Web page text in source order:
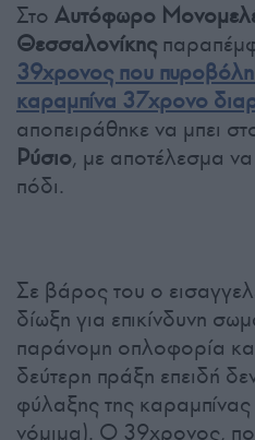
Στο Αυτόφωρο
Θεσσαλονίκης
39χρονος που
καραμπίνα 37χρονο
αποπειράθηκε να μπει
Ρύσιο, με αποτέλεσμα να
πόδι.
Σε βάρος του ο
δίωξη για επικίνδυνη
παράνομη οπλοφορία
δεύτερη πράξη επειδή
φύλαξης της καραμπίνας
νόμιμα). Ο 39χρονος,